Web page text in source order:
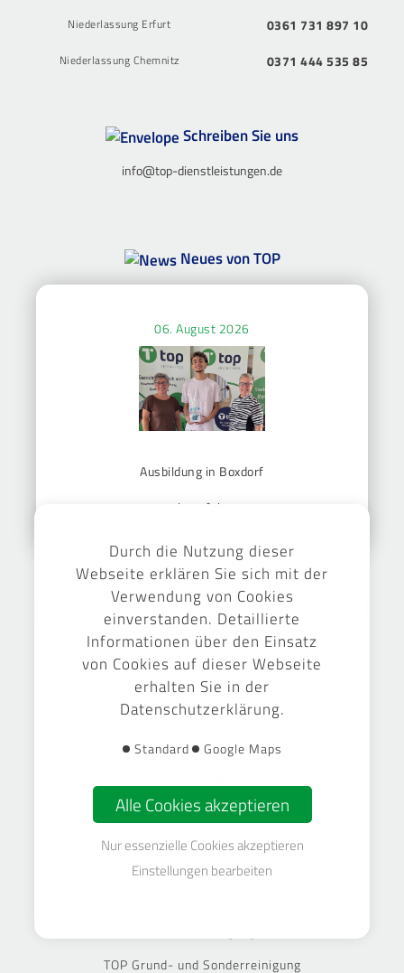
Niederlassung Erfurt 0361 731 897 10
Niederlassung Chemnitz 0371 444 535 85
Schreiben Sie uns
info@top-dienstleistungen.de
Neues von TOP
06. August 2026
Ausbildung in Boxdorf
mehr erfahren
zum Archiv
TOP Industriereinigung
TOP Grund- und Sonderreinigung
Durch die Nutzung dieser
Webseite erklären Sie sich mit der
Verwendung von Cookies
einverstanden. Detaillierte
Informationen über den Einsatz
von Cookies auf dieser Webseite
erhalten Sie in der
Datenschutzerklärung.
Standard Google Maps
Alle Cookies akzeptieren
Nur essenzielle Cookies akzeptieren
Einstellungen bearbeiten